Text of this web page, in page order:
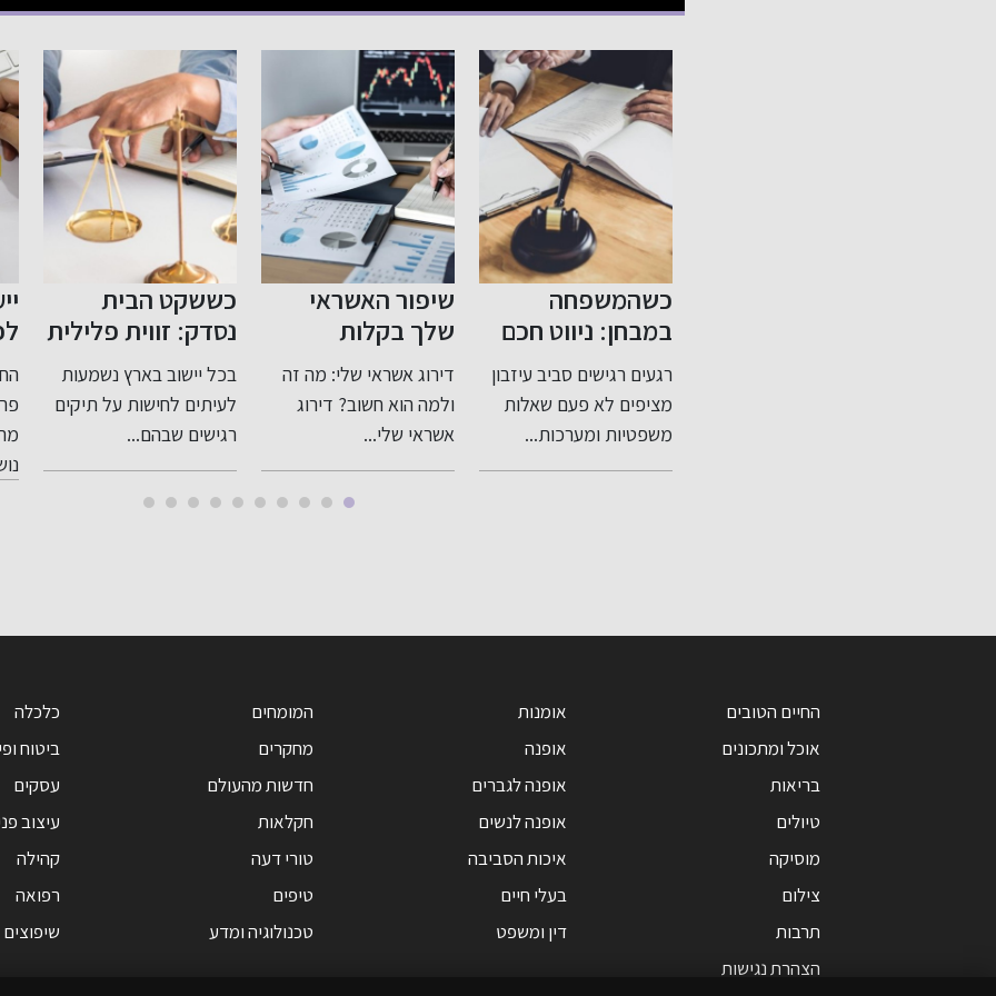
שיפור האשראי
שלך בקלות
דירוג אשראי שלי: מה זה
ולמה הוא חשוב? דירוג
אשראי שלי...
כששקט הבית
נסדק: זווית פלילית
רגישה ומדויקת
לעבירות בתוך
המשפחה
בכל יישוב בארץ נשמעות
לעיתים לחישות על תיקים
רגישים שבהם...
ייעוץ לפני פרישה
לפנסיה: תכנון חכם
לעתיד בטוח
החשיבות של ייעוץ לפני
פרישה לפנסיה כאשר
מתקרבים לגיל פרישה,
נושא...
החיים הטובים
אוכל ומתכונים
בריאות
טיולים
מוסיקה
צילום
תרבות
הצהרת נגישות
אומנות
אופנה
אופנה לגברים
אופנה לנשים
איכות הסביבה
בעלי חיים
דין ומשפט
המומחים
מחקרים
חדשות מהעולם
חקלאות
טורי דעה
טיפים
טכנולוגיה ומדע
כלכלה
ביטוח
עסקים
עיצוב
קהילה
רפואה
שיפוצים